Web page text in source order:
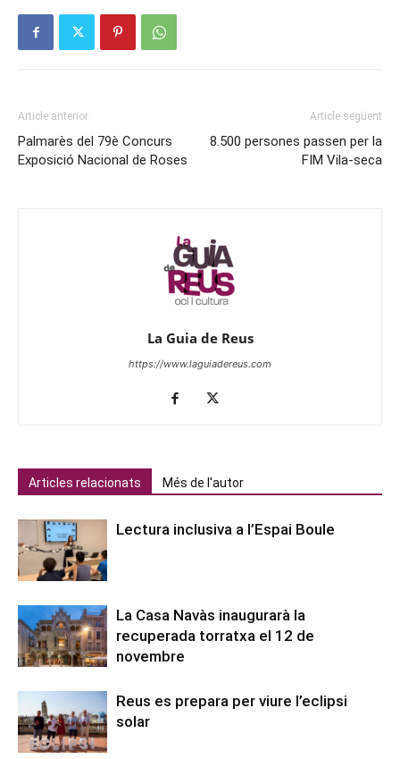
Article anterior
Palmarès del 79è Concurs
Exposició Nacional de Roses
Article següent
8.500 persones passen per la
FIM Vila-seca
La Guia de Reus
https://www.laguiadereus.com
Articles relacionats Més de l'autor
Lectura inclusiva a l’Espai Boule
La Casa Navàs inaugurarà la
recuperada torratxa el 12 de
novembre
Reus es prepara per viure l’eclipsi
solar